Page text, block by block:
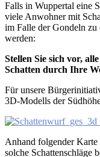
Falls in Wuppertal eine
viele Anwohner mit
im Falle der Gondeln zu
werden:
Stellen Sie sich vor,
Schatten durch Ihre
Für unsere
3D-Modells der
Anhand folgender Karte
solche Schattenschläge